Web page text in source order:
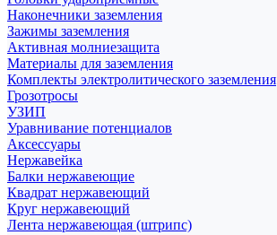
Наконечники заземления
Зажимы заземления
Активная молниезащита
Материалы для заземления
Комплекты электролитического заземления
Грозотросы
УЗИП
Уравнивание потенциалов
Аксессуары
Нержавейка
Балки нержавеющие
Квадрат нержавеющий
Круг нержавеющий
Лента нержавеющая (штрипс)